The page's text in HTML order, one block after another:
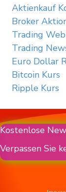
Aktienkauf
Broker
Trading
Trading
Euro Dollar
Bitcoin Kurs
Ripple Kurs
Kostenlose
Verpassen Sie